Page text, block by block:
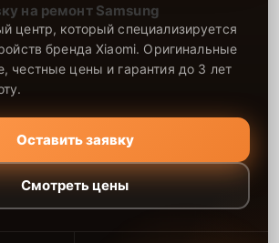
на ремонт Samsung
центр, который специализируется
бренда Xiaomi. Оригинальные
честные цены и гарантия до 3 лет
Оставить заявку
Смотреть цены